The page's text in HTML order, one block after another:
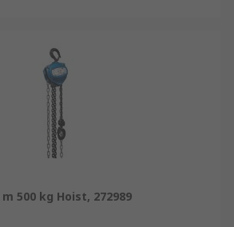
500 kg Hoist, 272989